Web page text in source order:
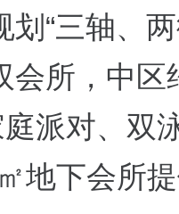
划“三轴、
会所，中区
派对、双
地下会所